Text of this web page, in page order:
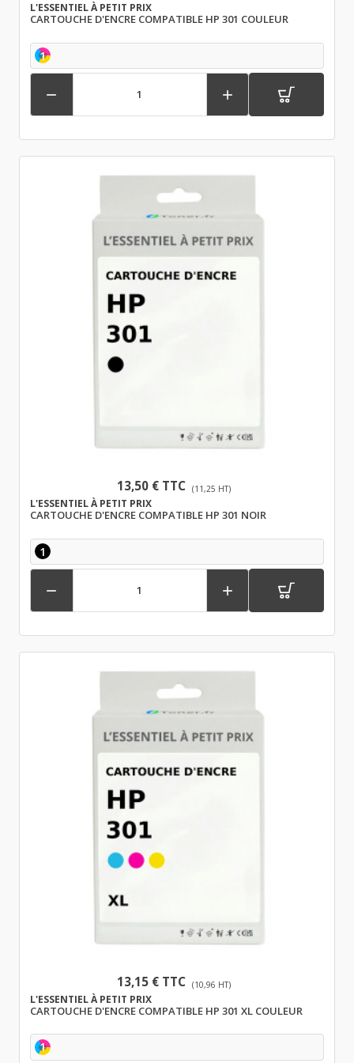
L'ESSENTIEL À PETIT PRIX
CARTOUCHE D'ENCRE COMPATIBLE HP 301 COULEUR
1
 
13,50 € TTC (11,25 HT)
L'ESSENTIEL À PETIT PRIX
CARTOUCHE D'ENCRE COMPATIBLE HP 301 NOIR
1
 
13,15 € TTC (10,96 HT)
L'ESSENTIEL À PETIT PRIX
CARTOUCHE D'ENCRE COMPATIBLE HP 301 XL COULEUR
1